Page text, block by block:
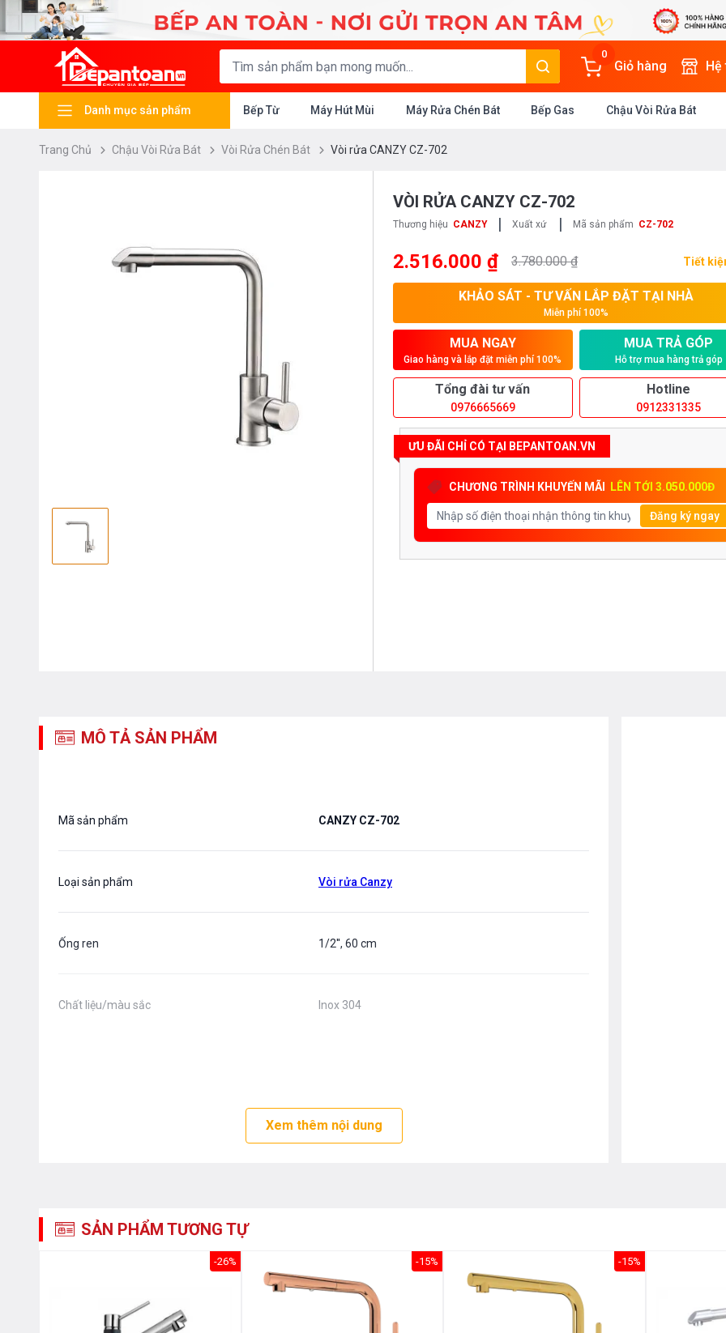
0
Giỏ hàng
Danh mục sản phẩm Bếp Từ Máy Hút Mùi Máy Rửa Chén Bát Bếp Gas Chậu Vòi Rửa Bát
Trang Chủ Chậu Vòi Rửa Bát Vòi Rửa Chén Bát Vòi rửa CANZY CZ-702
VÒI RỬA CANZY CZ-702
Thương hiệu CANZY | Xuất xứ | Mã sản phẩm CZ-702
2.516.000 ₫ 3.780.000 ₫ Tiết
KHẢO SÁT - TƯ VẤN LẮP ĐẶT TẠI NHÀ
Miễn phí 100%
MUA NGAY
Giao hàng và lắp đặt miễn phí 100%
MUA TRẢ GÓP
Hỗ trợ mua hàng trả góp
Tổng đài tư vấn
0976665669
Hotline
0912331335
ƯU ĐÃI CHỈ CÓ TẠI BEPANTOAN.VN
CHƯƠNG TRÌNH KHUYẾN MÃI LÊN TỚI 3.050.000Đ
Đăng ký ngay
MÔ TẢ SẢN PHẨM
Mã sản phẩm CANZY CZ-702
Loại sản phẩm Vòi rửa Canzy
Ống ren 1/2'', 60 cm
Chất liệu/màu sắc Inox 304
Xem thêm nội dung
SẢN PHẨM TƯƠNG TỰ
-26% -15% -15%